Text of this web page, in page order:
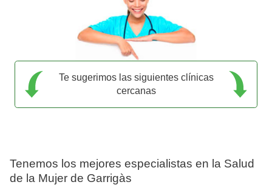
Te sugerimos las siguientes clínicas
cercanas
Tenemos los mejores especialistas en la Salud
de la Mujer de Garrigàs